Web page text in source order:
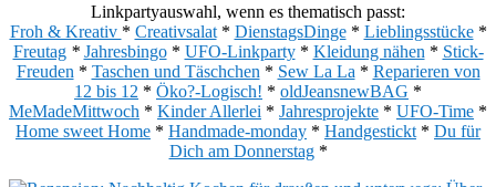
Linkpartyauswahl, wenn es thematisch passt:
Froh & Kreativ * Creativsalat* DienstagsDinge* Lieblingsstücke*
Freutag* Jahresbingo* UFO-Linkparty* Kleidung nähen * Stick-
Freuden * Taschen und Täschchen * Sew La La * Reparieren von
12 bis 12 * Öko?-Logisch! * oldJeansnewBAG *
MeMadeMittwoch * Kinder Allerlei * Jahresprojekte * UFO-Time *
Home sweet Home * Handmade-monday * Handgestickt * Du für
Dich am Donnerstag*